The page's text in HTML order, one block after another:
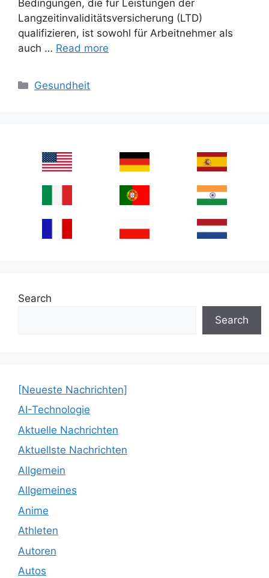
Bedingungen, die für Leistungen der
Langzeitinvaliditätsversicherung (LTD)
qualifizieren, ist sowohl für Arbeitnehmer als
auch … Read more
Categories
Gesundheit
Search
Search
[Neueste Nachrichten]
AI-Technologie
Aktuelle Nachrichten
Aktuellste Nachrichten
Allgemein
Allgemeines
Anime
Athleten
Autoren
Autos